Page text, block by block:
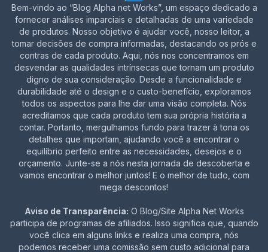
Bem-vindo ao “Blog Alpha net Works”, um espaço dedicado a
fornecer análises imparciais e detalhadas de uma variedade
de produtos. Nosso objetivo é ajudar você, nosso leitor, a
tomar decisões de compra informadas, destacando os prós e
contras de cada produto. Aqui, nós nos concentramos em
desvendar as qualidades intrínsecas que tornam um produto
digno de sua consideração. Desde a funcionalidade e
durabilidade até o design e o custo-benefício, exploramos
todos os aspectos para lhe dar uma visão completa. Nós
acreditamos que cada produto tem sua própria história a
contar. Portanto, mergulhamos fundo para trazer à tona os
detalhes que importam, ajudando você a encontrar o
equilíbrio perfeito entre as necessidades, desejos e o
orçamento. Junte-se a nós nesta jornada de descoberta e
vamos encontrar o melhor juntos! E o melhor de tudo, com
mega descontos!
Aviso de Transparência: O Blog/Site Alpha Net Works
participa de programas de afiliados. Isso significa que, quando
você clica em alguns links e realiza uma compra, nós
podemos receber uma comissão sem custo adicional para